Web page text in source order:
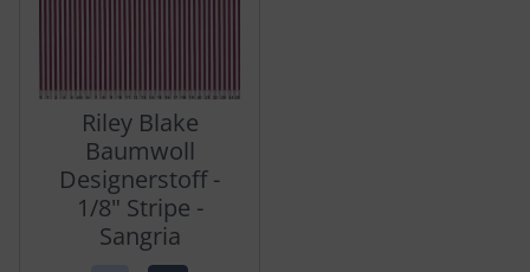
Riley Blake
Baumwoll
Designerstoff -
1/8" Stripe -
Sangria